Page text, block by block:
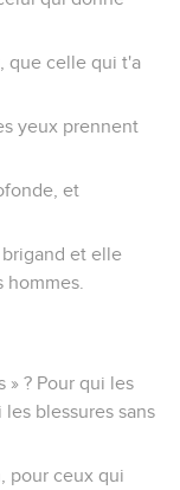
que celle qui t'a
yeux prennent
et
et elle
hommes.
» ? Pour qui les
blessures sans
pour ceux qui